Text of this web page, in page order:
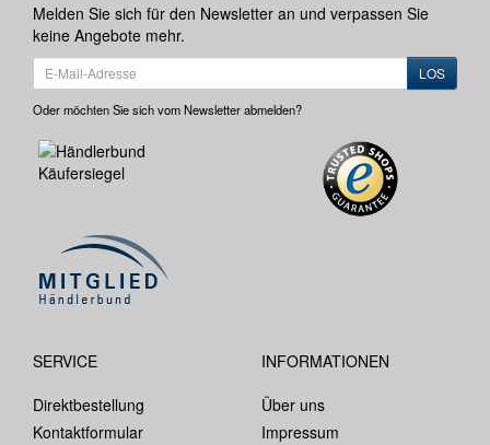
Melden Sie sich für den Newsletter an und verpassen Sie
keine Angebote mehr.
LOS
Oder möchten Sie sich vom Newsletter abmelden?
SERVICE
Direktbestellung
Kontaktformular
INFORMATIONEN
Über uns
Impressum